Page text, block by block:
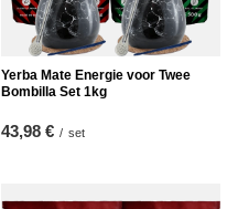
Yerba Mate Energie voor Twee
Bombilla Set 1kg
43,98 € / set